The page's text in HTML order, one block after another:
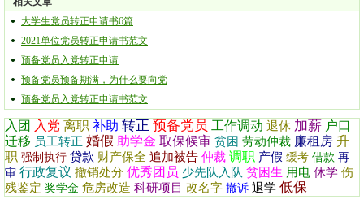
大学生党员转正申请书6篇
2021单位党员转正申请书范文
预备党员入党转正申请
预备党员预备期满，为什么要向党
预备党员入党转正申请书范文
入团 入党 离职 补助 转正 预备党员 工作调动 退休 加薪 户口
迁移 员工转正 婚假 助学金 取保候审 贫困 劳动仲裁 廉租房 升
职 强制执行 贷款 财产保全 追加被告 仲裁 调职 产假 缓考 借款 再
审 行政复议 撤销处分 优秀团员 少先队入队 贫困生 用电 休学 伤
残鉴定 奖学金 危房改造 科研项目 改名字 撤诉 退学 低保